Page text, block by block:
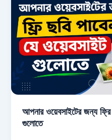
আপনার ওয়েবসাইটের জন্য ফ্রি
গুলোতে